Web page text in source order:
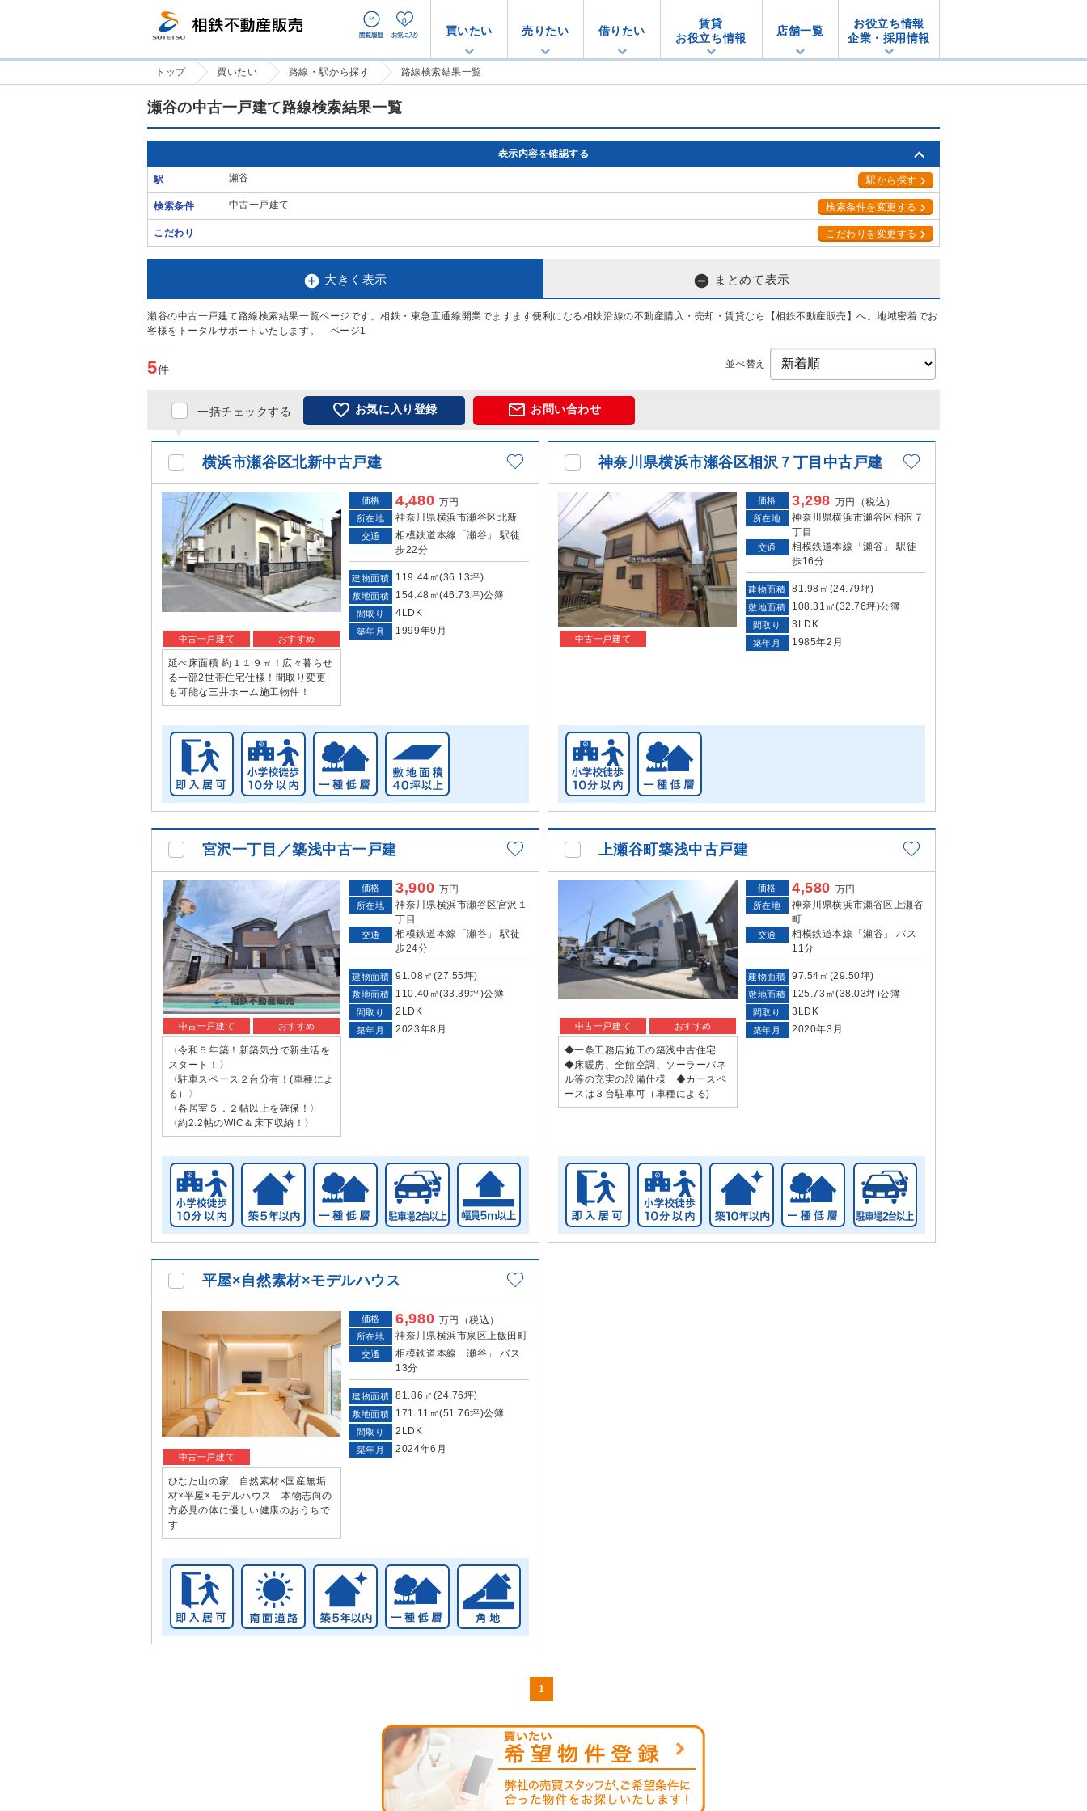
買いたい 売りたい 借りたい
賃貸
お役立ち情報
店舗一覧
お役立ち情報
企業・採用情報
0
トップ 買いたい 路線・駅から探す 路線検索結果一覧
瀬谷の中古一戸建て路線検索結果一覧
表示内容を確認する
駅 瀬谷 駅から探す
検索条件 中古一戸建て 検索条件を変更する
こだわり こだわりを変更する
 大きく表示  まとめて表示
瀬谷の中古一戸建て路線検索結果一覧ページです。相鉄・東急直通線開業でますます便利になる相鉄沿線の不動産購入・売却・賃貸なら【相鉄不動産販売】へ。地域密着でお
客様をトータルサポートいたします。 ページ1
並べ替え
一括チェックする  お気に入り登録  お問い合わせ
5件
横浜市瀬谷区北新中古戸建
中古一戸建て おすすめ
延べ床面積 約１１９㎡！広々暮らせ
る一部2世帯住宅仕様！間取り変更
も可能な三井ホーム施工物件！
価格 4,480 万円
所在地 神奈川県横浜市瀬谷区北新
交通
相模鉄道本線「瀬谷」 駅徒
歩22分
建物面積 119.44㎡(36.13坪)
敷地面積 154.48㎡(46.73坪)公簿
間取り 4LDK
築年月 1999年9月
神奈川県横浜市瀬谷区相沢７丁目中古戸建
中古一戸建て
価格 3,298 万円（税込）
所在地
神奈川県横浜市瀬谷区相沢７
丁目
交通
相模鉄道本線「瀬谷」 駅徒
歩16分
建物面積 81.98㎡(24.79坪)
敷地面積 108.31㎡(32.76坪)公簿
間取り 3LDK
築年月 1985年2月
宮沢一丁目／築浅中古一戸建
中古一戸建て おすすめ
〈令和５年築！新築気分で新生活を
スタート！〉
〈駐車スペース２台分有！(車種によ
る）〉
〈各居室５．２帖以上を確保！〉
〈約2.2帖のWIC＆床下収納！〉
価格 3,900 万円
所在地
神奈川県横浜市瀬谷区宮沢１
丁目
交通
相模鉄道本線「瀬谷」 駅徒
歩24分
建物面積 91.08㎡(27.55坪)
敷地面積 110.40㎡(33.39坪)公簿
間取り 2LDK
築年月 2023年8月
上瀬谷町築浅中古戸建
中古一戸建て おすすめ
◆一条工務店施工の築浅中古住宅
◆床暖房、全館空調、ソーラーパネ
ル等の充実の設備仕様 ◆カースペ
ースは３台駐車可（車種による)
価格 4,580 万円
所在地
神奈川県横浜市瀬谷区上瀬谷
町
交通
相模鉄道本線「瀬谷」 バス
11分
建物面積 97.54㎡(29.50坪)
敷地面積 125.73㎡(38.03坪)公簿
間取り 3LDK
築年月 2020年3月
平屋×自然素材×モデルハウス
中古一戸建て
ひなた山の家 自然素材×国産無垢
材×平屋×モデルハウス 本物志向の
方必見の体に優しい健康のおうちで
す
価格 6,980 万円（税込）
所在地 神奈川県横浜市泉区上飯田町
交通
相模鉄道本線「瀬谷」 バス
13分
建物面積 81.86㎡(24.76坪)
敷地面積 171.11㎡(51.76坪)公簿
間取り 2LDK
築年月 2024年6月
1